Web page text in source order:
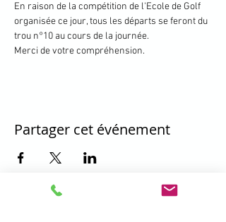
En raison de la compétition de l'Ecole de Golf
organisée ce jour, tous les départs se feront du
trou n°10 au cours de la journée.
Merci de votre compréhension.
Partager cet événement